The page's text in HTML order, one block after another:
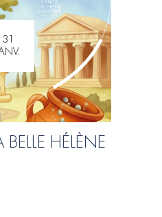
31
BELLE HÉLÈNE